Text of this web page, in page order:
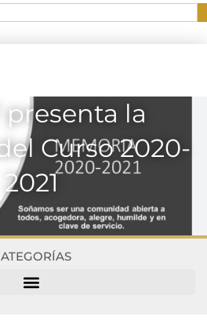
presenta la
Curso 2020-
2021